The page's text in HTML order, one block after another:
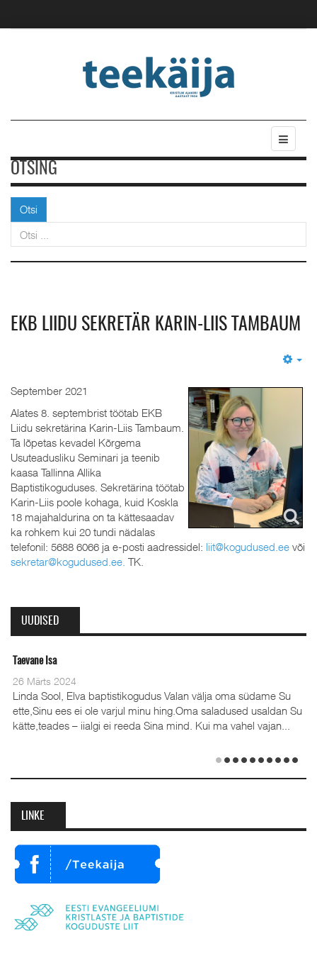
OTSING
Otsi
EKB LIIDU SEKRETÄR KARIN-LIIS TAMBAUM
September 2021
Alates 8. septembrist töötab EKB
Liidu sekretärina Karin-Liis Tambaum.
Ta lõpetas kevadel Kõrgema
Usuteadusliku Seminari ja teenib
kaasa Tallinna Allika
Baptistikoguduses. Sekretärina töötab
Karin-Liis poole kohaga, kuid Koskla
18 majahaldurina on ta kättesaadav
ka rohkem kui 20 tundi nädalas
telefonil: 5688 6066 ja e-posti aadressidel: liit@kogudused.ee või
sekretar@kogudused.ee TK.
UUDISED
Taevane Isa
26 Märts 2024
Linda Sool, Elva baptistikogudus Valan välja oma südame Su
ette,Sinu ees ei ole varjul minu hing.Oma saladused usaldan Su
kätte,teades – iialgi ei reeda Sina mind. Kui ma vahel vajan...
LINKE